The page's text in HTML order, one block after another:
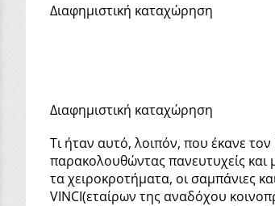
Διαφημιστική καταχώρηση
Διαφημιστική καταχώρηση
Τι ήταν αυτό, λοιπόν, που έκανε
παρακολουθώντας πανευτυχείς και
τα χειροκροτήματα, οι σαμπάνιες
VINCI(εταίρων της αναδόχου